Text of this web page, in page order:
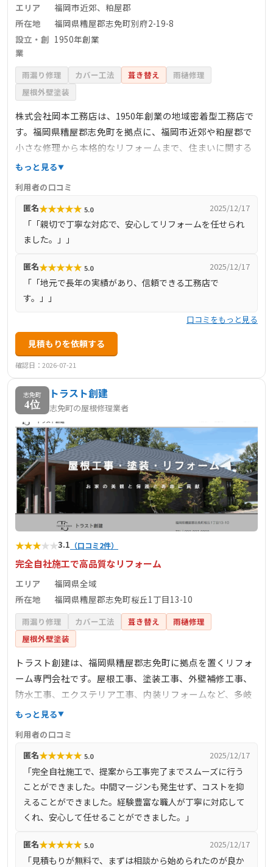
エリア
福岡市近郊、粕屋郡
所在地
福岡県糟屋郡志免町別府2-19-8
設立・創
業
1950年創業
雨漏り修理 カバー工法 葺き替え
雨樋修理
屋根外壁塗装
株式会社岡本工務店は、1950年創業の地域密着型工務店で
す。福岡県糟屋郡志免町を拠点に、福岡市近郊や粕屋郡で
小さな修理から本格的なリフォームまで、住まいに関する
多様なサービスを提供しています。長年の経験と実績を活
もしもの時の保証も備えています。年間工事の80％以上が
リピーターや紹介によるものであり、地域の信頼を得てい
ます。
もっと見る
利用者の口コミ
匿名★★★★★ 5.0 2025/12/17
「「親切で丁寧な対応で、安心してリフォームを任せられ
ました。」」
匿名★★★★★ 5.0 2025/12/17
「「地元で長年の実績があり、信頼できる工務店で
す。」」
口コミをもっと見る
見積もりを依頼する
確認日：2026-07-21
志免町
4位
トラスト創建
志免町の屋根修理業者
★★★★★3.1 （口コミ2件）
完全自社施工で高品質なリフォーム
エリア
福岡県全域
所在地
福岡県糟屋郡志免町桜丘1丁目13-10
雨漏り修理 カバー工法 葺き替え
雨樋修理
屋根外壁塗装
トラスト創建は、福岡県糟屋郡志免町に拠点を置くリフォ
ーム専門会社です。屋根工事、塗装工事、外壁補修工事、
防水工事、エクステリア工事、内装リフォームなど、多岐
にわたるサービスを提供しています。完全自社施工を行っ
ます。お見積りは無料で、綿密な事前打ち合わせを通じ
て、工法や塗料、工事期間や費用について丁寧に説明しま
す。徹底した施工管理により、施工不良を見逃さず、一生
懸命、誠意を持って工事を行います。
もっと見る
利用者の口コミ
匿名★★★★★ 5.0 2025/12/17
「完全自社施工で、提案から工事完了までスムーズに行う
ことができました。中間マージンも発生せず、コストを抑
えることができました。経験豊富な職人が丁寧に対応して
くれ、安心して任せることができました。」
匿名★★★★★ 5.0 2025/12/17
「見積もりが無料で、まずは相談から始められたのが良か